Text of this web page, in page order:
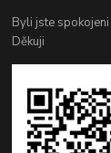
Byli jste
Děkuji